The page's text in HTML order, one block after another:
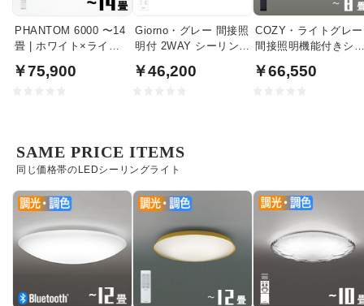
PHANTOM 6000 〜14
畳 | ホワイト×ライト
￥75,900
Giorno・グレー 間接照
明付 2WAY シーリング
ン付
￥46,200
COZY・ライトグレー
間接照明機能付きシ
￥66,550
同じ価格帯のLEDシーリングライト
SAME PRICE ITEMS